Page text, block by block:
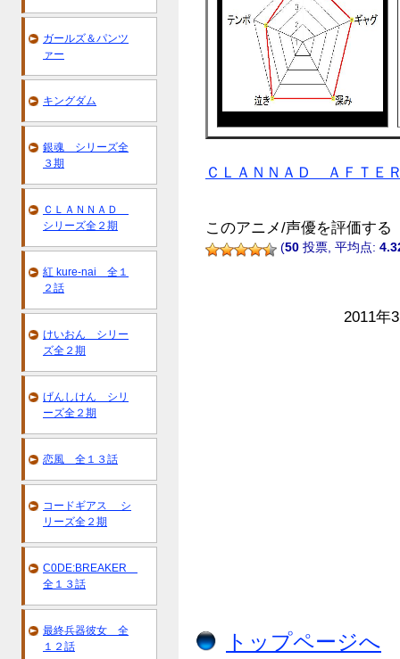
ＣＬＡＮＮＡＤ ＡＦＴＥ
このアニメ/声優を評価する
(50 投票, 平均点:
2011年
トップページへ
ガールズ＆パンツ
ァー
キングダム
銀魂 シリーズ全
３期
ＣＬＡＮＮＡＤ
シリーズ全２期
紅 kure-nai 全１
２話
けいおん シリー
ズ全２期
げんしけん シリ
ーズ全２期
恋風 全１３話
コードギアス シ
リーズ全２期
C0DE:BREAKER
全１３話
最終兵器彼女 全
１２話